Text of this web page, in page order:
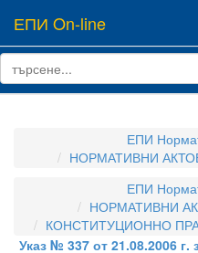
ЕПИ On-line
ЕПИ
НОРМАТИВНИ
ЕПИ
НОРМАТИВНИ
КОНСТИТУЦИОННО
Указ № 337 от 21.08.2006